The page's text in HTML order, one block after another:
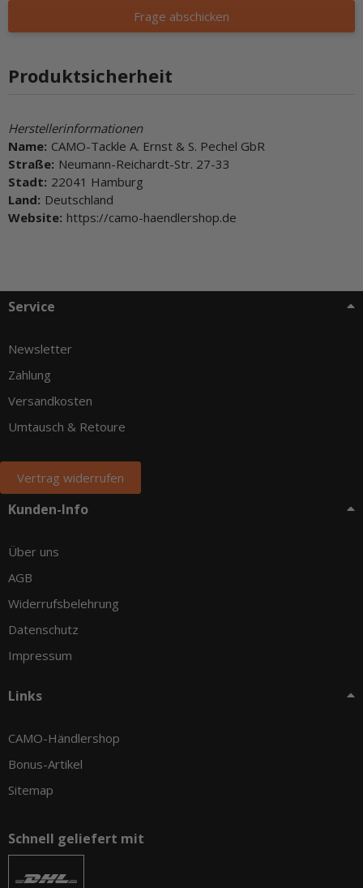
Frage abschicken
Produktsicherheit
Herstellerinformationen
Name: CAMO-Tackle A. Ernst & S. Pechel GbR
Straße: Neumann-Reichardt-Str. 27-33
Stadt: 22041 Hamburg
Land: Deutschland
Website: https://camo-haendlershop.de
Service
Newsletter
Zahlung
Versandkosten
Umtausch & Retoure
Vertrag widerrufen
Kunden-Info
Über uns
AGB
Widerrufsbelehrung
Datenschutz
Impressum
Links
CAMO-Händlershop
Bonus-Artikel
Sitemap
Schnell geliefert mit